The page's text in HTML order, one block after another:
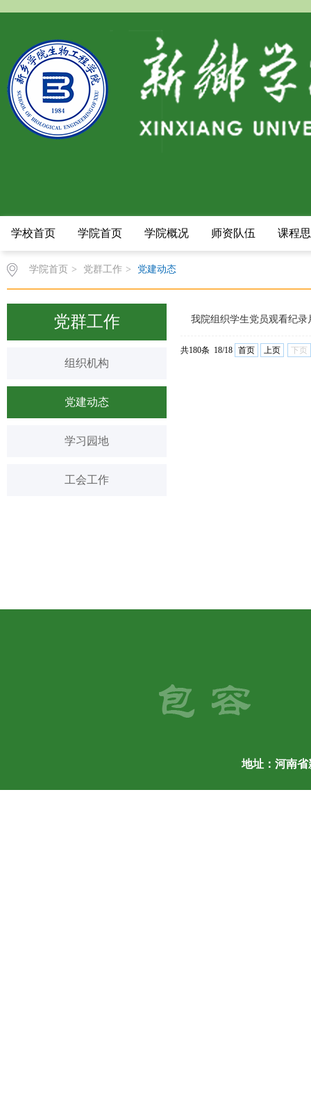
学校首页 学院首页 学院概况 师资队伍 课程
学院首页 > 党群工作 > 党建动态
党群工作
组织机构
党建动态
学习园地
工会工作
我院组织学生党员观看纪录
共180条 18/18 首页 上页 下页
地址：河南省